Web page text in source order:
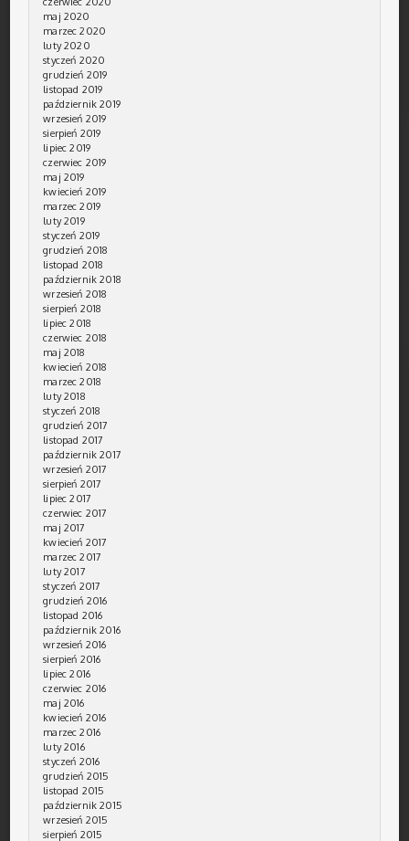
maj 2020
marzec 2020
luty 2020
styczeń 2020
grudzień 2019
listopad 2019
październik 2019
wrzesień 2019
sierpień 2019
lipiec 2019
czerwiec 2019
maj 2019
kwiecień 2019
marzec 2019
luty 2019
styczeń 2019
grudzień 2018
listopad 2018
październik 2018
wrzesień 2018
sierpień 2018
lipiec 2018
czerwiec 2018
maj 2018
kwiecień 2018
marzec 2018
luty 2018
styczeń 2018
grudzień 2017
listopad 2017
październik 2017
wrzesień 2017
sierpień 2017
lipiec 2017
czerwiec 2017
maj 2017
kwiecień 2017
marzec 2017
luty 2017
styczeń 2017
grudzień 2016
listopad 2016
październik 2016
wrzesień 2016
sierpień 2016
lipiec 2016
czerwiec 2016
maj 2016
kwiecień 2016
marzec 2016
luty 2016
styczeń 2016
grudzień 2015
listopad 2015
październik 2015
wrzesień 2015
sierpień 2015